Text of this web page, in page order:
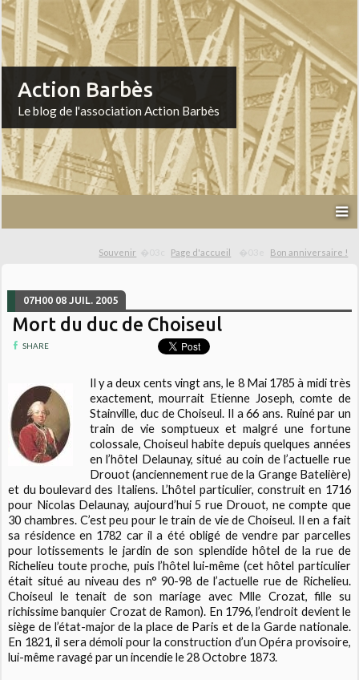
Action Barbès
Le blog de l'association Action Barbès
Souvenir Page d'accueil Bon anniversaire !
07H00 08 JUIL. 2005
Mort du duc de Choiseul
SHARE
Il y a deux cents vingt ans, le 8 Mai 1785 à midi très
exactement, mourrait Etienne Joseph, comte de
Stainville, duc de Choiseul. Il a 66 ans. Ruiné par un
train de vie somptueux et malgré une fortune
colossale, Choiseul habite depuis quelques années
en l’hôtel Delaunay, situé au coin de l’actuelle rue
Drouot (anciennement rue de la Grange Batelière)
et du boulevard des Italiens. L’hôtel particulier, construit en 1716
pour Nicolas Delaunay, aujourd’hui 5 rue Drouot, ne compte que
30 chambres. C’est peu pour le train de vie de Choiseul. Il en a fait
sa résidence en 1782 car il a été obligé de vendre par parcelles
pour lotissements le jardin de son splendide hôtel de la rue de
Richelieu toute proche, puis l’hôtel lui-même (cet hôtel particulier
était situé au niveau des n° 90-98 de l’actuelle rue de Richelieu.
Choiseul le tenait de son mariage avec Mlle Crozat, fille su
richissime banquier Crozat de Ramon). En 1796, l’endroit devient le
siège de l’état-major de la place de Paris et de la Garde nationale.
En 1821, il sera démoli pour la construction d’un Opéra provisoire,
lui-même ravagé par un incendie le 28 Octobre 1873.